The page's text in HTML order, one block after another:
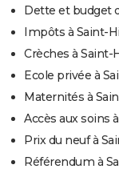
Dette et budget
Impôts à Saint-
Crèches à Saint-
Ecole privée à
Maternités à
Accès aux soins
Prix du neuf à
Référendum à